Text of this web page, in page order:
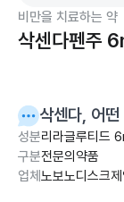
비만을 치료하는 약
삭센다펜주
삭센다, 어
성분리라글루티드
구분전문의약품
업체 노보노디스크